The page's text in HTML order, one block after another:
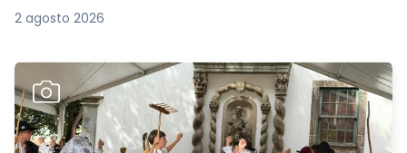
2 agosto 2026